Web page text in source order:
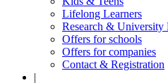
Lifelong Learners
Research & University
Offers for schools
Offers for companies
Contact & Registration
|